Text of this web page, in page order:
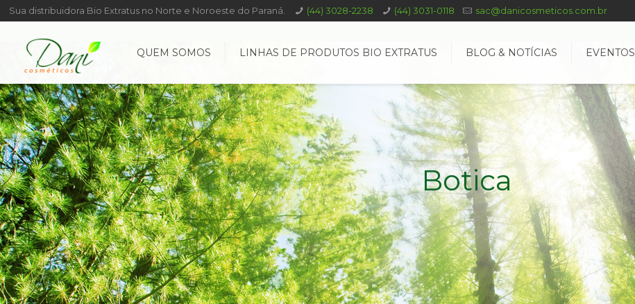
Sua distribuidora Bio Extratus no Norte e Noroeste do Paraná. (44) 3028-2238 (44) 3031-0118 sac@danicosmeticos.com.br
QUEM SOMOS LINHAS DE PRODUTOS BIO EXTRATUS BLOG & NOTÍCIAS EVENTOS
Botica